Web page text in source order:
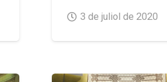
3 de juliol de 2020